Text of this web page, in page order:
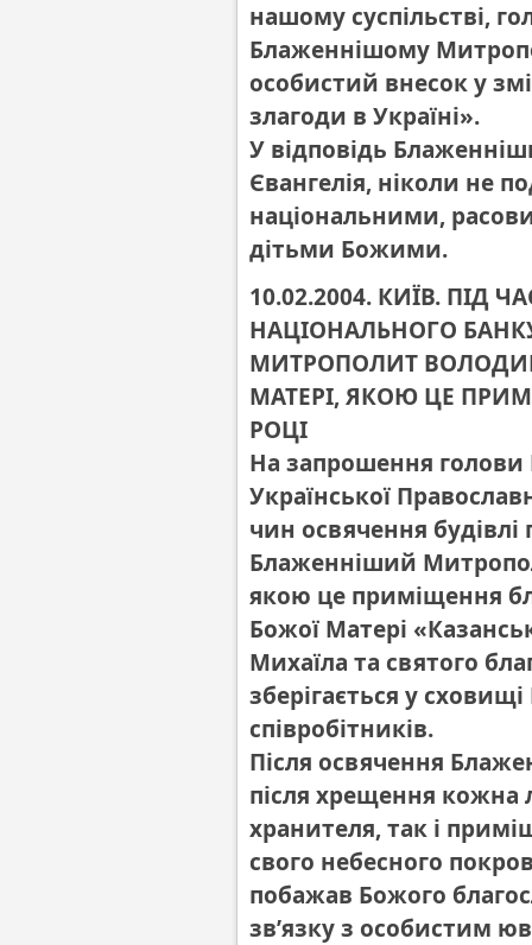
нашому суспільстві,
Блаженнішому
особистий внесок у
злагоди в Україні».
У відповідь
Євангелія, ніколи не
національними,
дітьми Божими.
10.02.2004. КИЇВ. ПІД
НАЦІОНАЛЬНОГО
МИТРОПОЛИТ
МАТЕРІ, ЯКОЮ ЦЕ
РОЦІ
На запрошення голови
Української
чин освячення будівлі
Блаженніший
якою це приміщення
Божої Матері
Михаїла та святого
зберігається у
співробітників.
Після освячення
після хрещення кожна
хранителя, так і
свого небесного
побажав Божого
зв’язку з особистим